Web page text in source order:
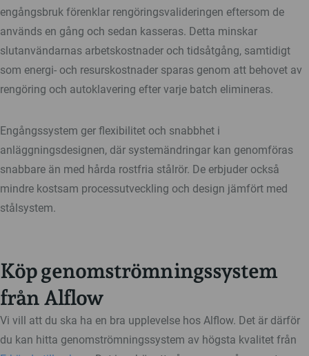
engångsbruk förenklar rengöringsvalideringen eftersom de
används en gång och sedan kasseras. Detta minskar
slutanvändarnas arbetskostnader och tidsåtgång, samtidigt
som energi- och resurskostnader sparas genom att behovet av
rengöring och autoklavering efter varje batch elimineras.
Engångssystem ger flexibilitet och snabbhet i
anläggningsdesignen, där systemändringar kan genomföras
snabbare än med hårda rostfria stålrör. De erbjuder också
mindre kostsam processutveckling och design jämfört med
stålsystem.
Köp genomströmningssystem
från Alflow
Vi vill att du ska ha en bra upplevelse hos Alflow. Det är därför
du kan hitta genomströmningssystem av högsta kvalitet från